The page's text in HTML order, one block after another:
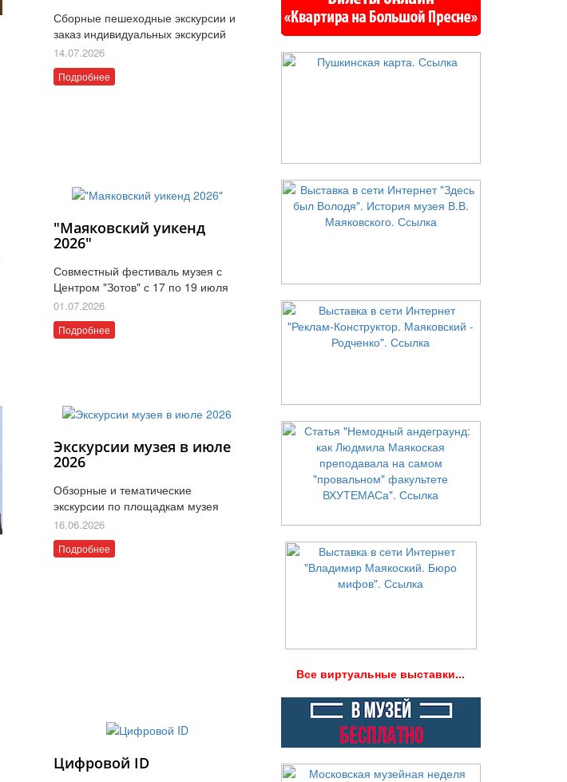
Сборные пешеходные экскурсии и
заказ индивидуальных экскурсий
14.07.2026
Подробнее
"Маяковский уикенд
2026"
Совместный фестиваль музея с
Центром "Зотов" с 17 по 19 июля
01.07.2026
Подробнее
Экскурсии музея в июле
2026
Обзорные и тематические
экскурсии по площадкам музея
16.06.2026
Подробнее
Цифровой ID
Все виртуальные выставки...